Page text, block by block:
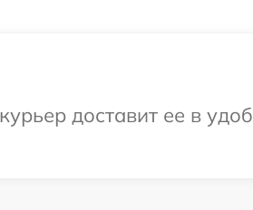
доставит ее в